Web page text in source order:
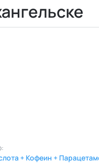
+ Кофеин +